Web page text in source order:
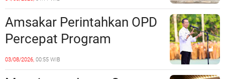
Unsur Pelanggaran Hukum
Amsakar Perintahkan OPD
Percepat Program
Prioritas, Targetkan
Realisasi Pembangunan
03/08/2026, 00:55 WIB